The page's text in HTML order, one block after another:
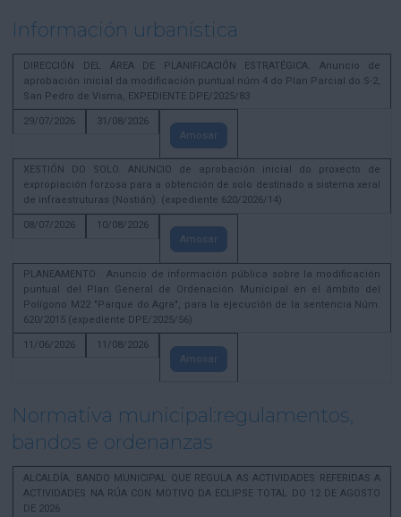
Información urbanística
DIRECCIÓN DEL ÁREA DE PLANIFICACIÓN ESTRATÉGICA. Anuncio de
aprobación inicial da modificación puntual núm 4 do Plan Parcial do S-2,
San Pedro de Visma, EXPEDIENTE DPE/2025/83
29/07/2026
31/08/2026
Amosar
XESTIÓN DO SOLO. ANUNCIO de aprobación inicial do proxecto de
expropiación forzosa para a obtención de solo destinado a sistema xeral
de infraestruturas (Nostián). (expediente 620/2026/14)
08/07/2026
10/08/2026
Amosar
PLANEAMENTO . Anuncio de información pública sobre la modificación
puntual del Plan General de Ordenación Municipal en el ámbito del
Polígono M22 "Parque do Agra", para la ejecución de la sentencia Núm.
620/2015 (expediente DPE/2025/56)
11/06/2026
11/08/2026
Amosar
Normativa municipal:regulamentos,
bandos e ordenanzas
ALCALDÍA. BANDO MUNICIPAL QUE REGULA AS ACTIVIDADES REFERIDAS A
ACTIVIDADES NA RÚA CON MOTIVO DA ECLIPSE TOTAL DO 12 DE AGOSTO
DE 2026